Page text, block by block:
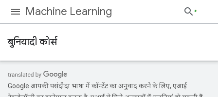
Machine Learning
बुनियादी कोर्स
Google आपकी पसंदीदा भाषा में कॉन्टेंट का अनुवाद करने के लिए, एआई